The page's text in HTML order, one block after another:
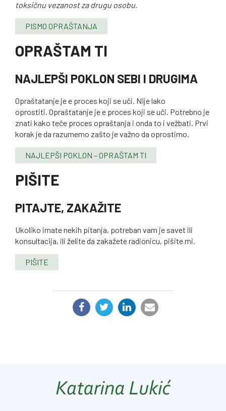
toksičnu vezanost za drugu osobu.
PISMO OPRAŠTANJA
OPRAŠTAM TI
NAJLEPŠI POKLON SEBI I DRUGIMA
Opraštatanje je e proces koji se uči. Nije lako
oprostiti. Opraštatanje je e proces koji se uči. Potrebno je
znati kako teče proces opraštanja i onda to i vežbati. Prvi
korak je da razumemo zašto je važno da oprostimo.
NAJLEPŠI POKLON – OPRAŠTAM TI
PIŠITE
PITAJTE, ZAKAŽITE
Ukoliko imate nekih pitanja, potreban vam je savet ili
konsultacija, ili želite da zakažete radionicu, pišite mi.
PIŠITE
PODELI: